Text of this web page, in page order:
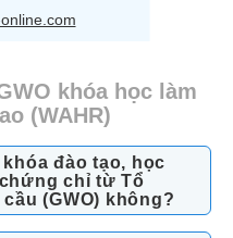
khóa học làm
(WAHR)
đào tạo, học
chỉ từ Tổ
(GWO) không?